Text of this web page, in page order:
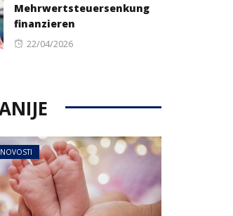
Mehrwertsteuersenkung
finanzieren
Posted
22/04/2026
NOVOSTI